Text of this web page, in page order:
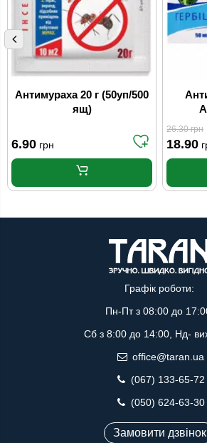
Антимураха 20 г (50уп/500
ящ)
6.90 грн
26.30грн
18.90
Графік роботи:
Пн-Пт з 08:00 до
Сб з 8:00 до 14:00, Нд-
office@taran.ua
(067) 133-65-72
(050) 624-63-30
Замовити дзвінок